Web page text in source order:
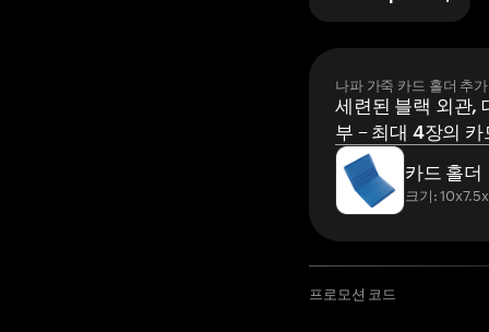
나파 가죽 카드 홀더 추가
세련된 블랙 외관,
부 – 최대 4장의
카드 홀더
크기:
프로모션 코드